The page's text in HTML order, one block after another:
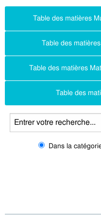
Table des matières
Table des
Table des matières
Table des
Dans la